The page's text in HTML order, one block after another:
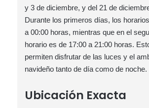
y 3 de diciembre, y del 21 de
Durante los primeros días, los
a 00:00 horas, mientras que en el
horario es de 17:00 a 21:00 horas.
permiten disfrutar de las luces y el
navideño tanto de día como de noche.
Ubicación Exacta